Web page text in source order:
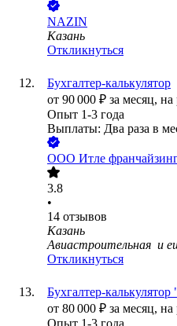
NAZIN
Казань
Откликнуться
Бухгалтер-калькулятор
от 90 000 ₽ за месяц, на
Опыт 1-3 года
Выплаты: Два раза в
ООО Итле
3.8
•
14 отзывов
Казань
Авиастроительная и
Откликнуться
Бухгалтер-
от 80 000 ₽ за месяц, на